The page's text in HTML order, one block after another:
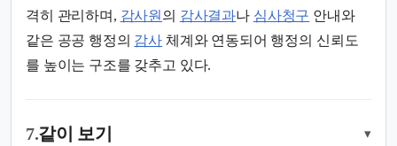
격히 관리하며, 감사원 의 감사결과나 심사청구 안내와
같은 공공 행정의 감사 체계와 연동되어 행정의 신뢰도
를 높이는 구조를 갖추고 있다.
7.같이 보기 ▾